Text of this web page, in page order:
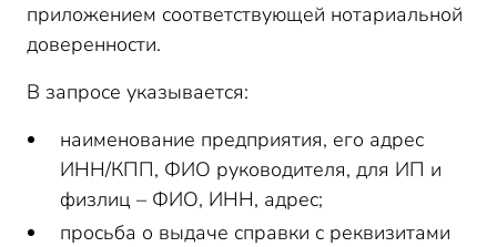
приложением соответствующей нотариальной
доверенности.
В запросе указывается:
наименование предприятия, его адрес
ИНН/КПП, ФИО руководителя, для ИП и
физлиц – ФИО, ИНН, адрес;
просьба о выдаче справки с реквизитами